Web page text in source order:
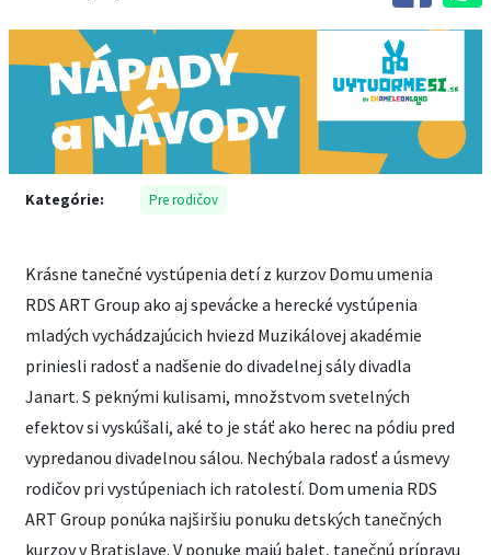
Kategórie: Pre rodičov
Krásne tanečné vystúpenia detí z kurzov Domu umenia
RDS ART Group ako aj spevácke a herecké vystúpenia
mladých vychádzajúcich hviezd Muzikálovej akadémie
priniesli radosť a nadšenie do divadelnej sály divadla
Janart. S peknými kulisami, množstvom svetelných
efektov si vyskúšali, aké to je stáť ako herec na pódiu pred
vypredanou divadelnou sálou. Nechýbala radosť a úsmevy
rodičov pri vystúpeniach ich ratolestí. Dom umenia RDS
ART Group ponúka najširšiu ponuku detských tanečných
kurzov v Bratislave. V ponuke majú balet, tanečnú prípravu